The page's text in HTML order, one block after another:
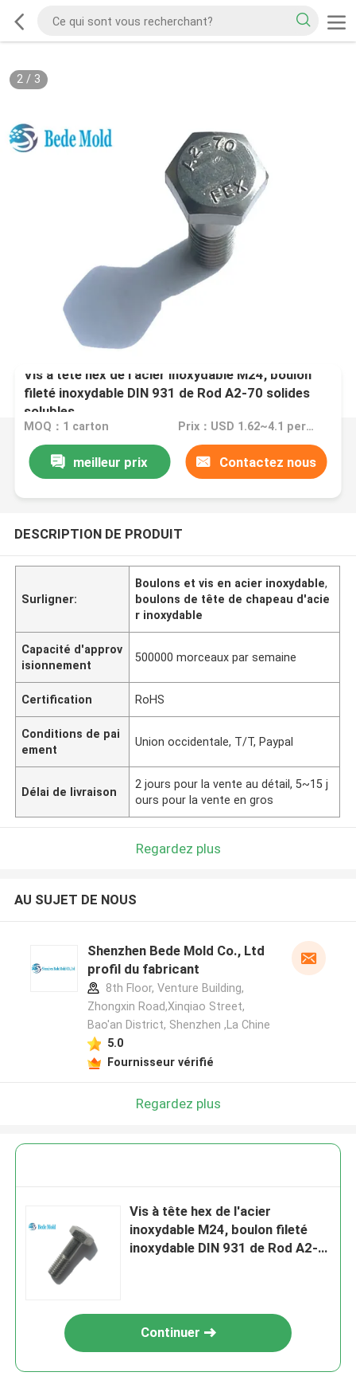
2/ 3
Vis à tête hex de l'acier inoxydable M24, boulon
fileté inoxydable DIN 931 de Rod A2-70 solides
solubles
MOQ：1 carton Prix：USD 1.62~4.1 per pieces
meilleur prix Contactez nous
DESCRIPTION DE PRODUIT
Surligner:
Boulons et vis en acier inoxydable,
boulons de tête de chapeau d'acie
r inoxydable
Capacité d'approv
isionnement
500000 morceaux par semaine
Certification RoHS
Conditions de pai
ement
Union occidentale, T/T, Paypal
Délai de livraison
2 jours pour la vente au détail, 5~15 j
ours pour la vente en gros
Regardez plus
AU SUJET DE NOUS
Shenzhen Bede Mold Co., Ltd
profil du fabricant
8th Floor, Venture Building,
Zhongxin Road,Xinqiao Street,
Bao'an District, Shenzhen ,La Chine
5.0
Fournisseur vérifié
Regardez plus
Vis à tête hex de l'acier
inoxydable M24, boulon fileté
inoxydable DIN 931 de Rod A2-
Continuer